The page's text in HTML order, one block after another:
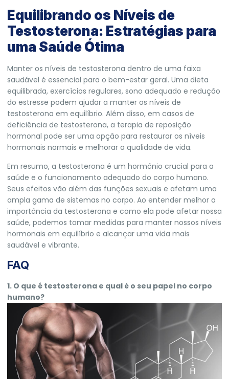
Equilibrando os Níveis de
Testosterona: Estratégias para
uma Saúde Ótima
Manter os níveis de testosterona dentro de uma faixa
saudável é essencial para o bem-estar geral. Uma dieta
equilibrada, exercícios regulares, sono adequado e redução
do estresse podem ajudar a manter os níveis de
testosterona em equilíbrio. Além disso, em casos de
deficiência de testosterona, a terapia de reposição
hormonal pode ser uma opção para restaurar os níveis
hormonais normais e melhorar a qualidade de vida.
Em resumo, a testosterona é um hormônio crucial para a
saúde e o funcionamento adequado do corpo humano.
Seus efeitos vão além das funções sexuais e afetam uma
ampla gama de sistemas no corpo. Ao entender melhor a
importância da testosterona e como ela pode afetar nossa
saúde, podemos tomar medidas para manter nossos níveis
hormonais em equilíbrio e alcançar uma vida mais
saudável e vibrante.
FAQ
1. O que é testosterona e qual é o seu papel no corpo
humano?